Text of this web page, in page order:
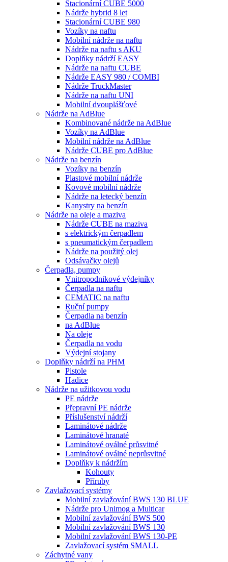
Stacionární CUBE 5000
Nádrže hybrid 8 let
Stacionární CUBE 980
Vozíky na naftu
Mobilní nádrže na naftu
Nádrže na naftu s AKU
Doplňky nádrží EASY
Nádrže na naftu CUBE
Nádrže EASY 980 / COMBI
Nádrže TruckMaster
Nádrže na naftu UNI
Mobilní dvouplášťové
Nádrže na AdBlue
Kombinované nádrže na AdBlue
Vozíky na AdBlue
Mobilní nádrže na AdBlue
Nádrže CUBE pro AdBlue
Nádrže na benzín
Vozíky na benzín
Plastové mobilní nádrže
Kovové mobilní nádrže
Nádrže na letecký benzín
Kanystry na benzín
Nádrže na oleje a maziva
Nádrže CUBE na maziva
s elektrickým čerpadlem
s pneumatickým čerpadlem
Nádrže na použitý olej
Odsávačky olejů
Čerpadla, pumpy
Vnitropodnikové výdejníky
Čerpadla na naftu
CEMATIC na naftu
Ruční pumpy
Čerpadla na benzín
na AdBlue
Na oleje
Čerpadla na vodu
Výdejní stojany
Doplňky nádrží na PHM
Pistole
Hadice
Nádrže na užitkovou vodu
PE nádrže
Přepravní PE nádrže
Příslušenství nádrží
Laminátové nádrže
Laminátové hranaté
Laminátové oválné průsvitné
Laminátové oválné neprůsvitné
Doplňky k nádržím
Kohouty
Příruby
Zavlažovací systémy
Mobilní zavlažování BWS 130 BLUE
Nádrže pro Unimog a Multicar
Mobilní zavlažování BWS 500
Mobilní zavlažování BWS 130
Mobilní zavlažování BWS 130-PE
Zavlažovací systém SMALL
Záchytné vany